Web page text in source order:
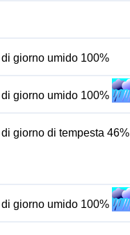
giorno umido 100%
giorno umido 100%
giorno di tempesta 46%
giorno umido 100%